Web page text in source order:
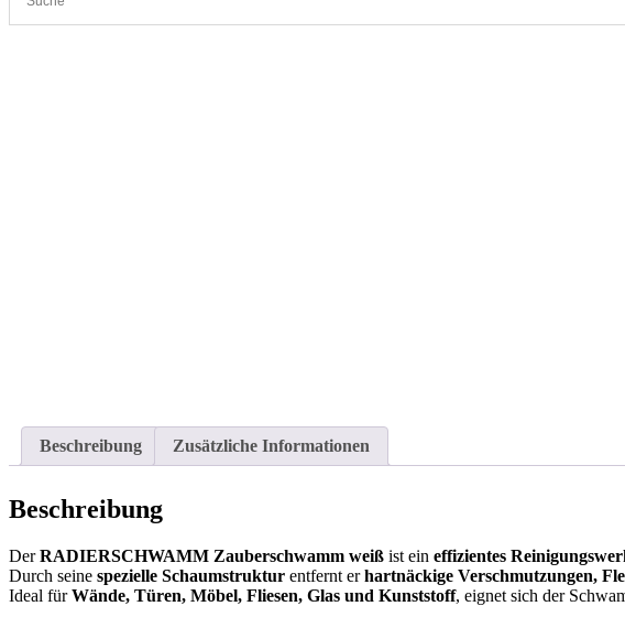
Beschreibung Zusätzliche Informationen
Beschreibung
DerRADIERSCHWAMM Zauberschwamm weiß ist ein effizientes
Durch seine spezielle Schaumstruktur entfernt erhartnäckige Verschmutzungen,
Ideal fürWände, Türen, Möbel, Fliesen, Glas und Kunststoff, eignet sich der